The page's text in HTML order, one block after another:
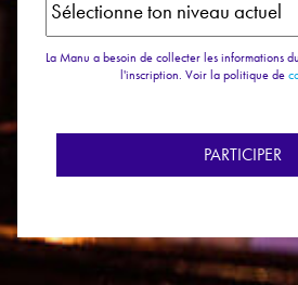
La Manu a besoin de collecter les informations
l'inscription. Voir la politique de